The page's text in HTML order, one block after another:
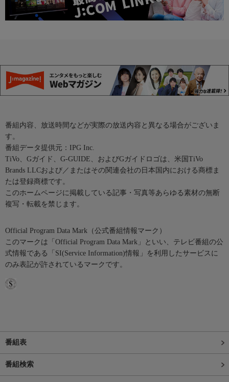
番組内容、放送時間などが実際の放送内容と異なる場合がございま
す。
番組データ提供元：IPG Inc.
TiVo、Gガイド、G-GUIDE、およびGガイドロゴは、米国TiVo
Brands LLCおよび／またはその関連会社の日本国内における商標ま
たは登録商標です。
このホームページに掲載している記事・写真等あらゆる素材の無断
複写・転載を禁じます。
Official Program Data Mark（公式番組情報マーク）
このマークは「Official Program Data Mark」といい、テレビ番組の公
式情報である「SI(Service Information)情報」を利用したサービスに
のみ表記が許されているマークです。
番組表
番組検索